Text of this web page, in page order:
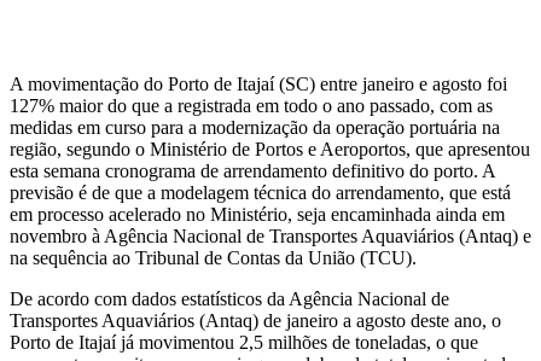
A movimentação do Porto de Itajaí (SC) entre janeiro e agosto foi
127% maior do que a registrada em todo o ano passado, com as
medidas em curso para a modernização da operação portuária na
região, segundo o Ministério de Portos e Aeroportos, que apresentou
esta semana cronograma de arrendamento definitivo do porto. A
previsão é de que a modelagem técnica do arrendamento, que está
em processo acelerado no Ministério, seja encaminhada ainda em
novembro à Agência Nacional de Transportes Aquaviários (Antaq) e
na sequência ao Tribunal de Contas da União (TCU).
De acordo com dados estatísticos da Agência Nacional de
Transportes Aquaviários (Antaq) de janeiro a agosto deste ano, o
Porto de Itajaí já movimentou 2,5 milhões de toneladas, o que